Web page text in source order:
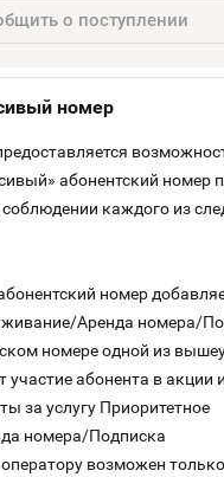
о поступлении
номер
абонентский номер
каждого из
номер
Аренда номера/
номере одной из
участие абонента в акции и
за услугу Приоритетное
номера/Подписка
оператору возможен